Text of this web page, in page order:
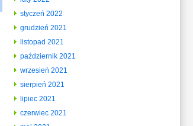
styczeń 2022
grudzień 2021
listopad 2021
październik 2021
wrzesień 2021
sierpień 2021
lipiec 2021
czerwiec 2021